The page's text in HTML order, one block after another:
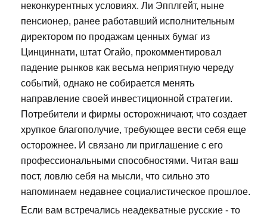
неконкурентных условиях. Ли Эпплгейт, ныне
пенсионер, ранее работавший исполнительным
директором по продажам ценных бумаг из
Цинциннати, штат Огайо, прокомментировал
падение рынков как весьма неприятную череду
событий, однако не собирается менять
направление своей инвестиционной стратегии.
Потребители и фирмы осторожничают, что создает
хрупкое благополучие, требующее вести себя еще
осторожнее. И связано ли приглашение с его
профессиональными способностями. Читая ваш
пост, ловлю себя на мысли, что сильно это
напоминаем недавнее социалистическое прошлое.
Если вам встречались неадекватные русские - то